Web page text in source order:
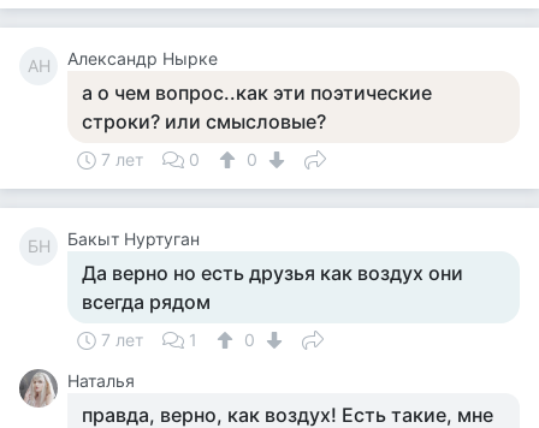
АН Александр Нырке
а о чем вопрос..как эти поэтические
строки? или смысловые?
7 лет 0 0
БН Бакыт Нуртуган
Да верно но есть друзья как воздух они
всегда рядом
7 лет 1
0
Наталья
правда, верно, как воздух! Есть такие, мне